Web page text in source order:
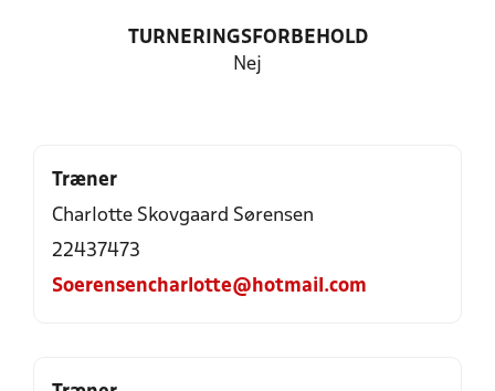
TURNERINGSFORBEHOLD
Nej
Træner
Charlotte Skovgaard Sørensen
22437473
Soerensencharlotte@hotmail.com